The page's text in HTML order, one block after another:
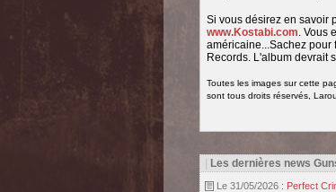
Si vous désirez en savoir
www.Kostabi.com. Vous
américaine...Sachez pour
Records. L'album devrait
Toutes les images sur cette
sont tous droits réservés,
Les dernières news
Le 31/05/2026 : Perfect